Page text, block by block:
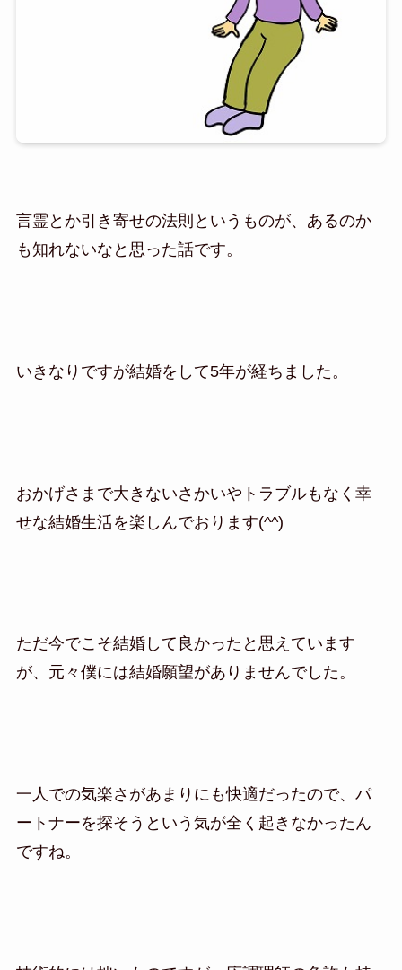
言霊とか引き寄せの法則というものが、あるのか
も知れないなと思った話です。
いきなりですが結婚をして5年が経ちました。
おかげさまで大きないさかいやトラブルもなく幸
せな結婚生活を楽しんでおります(^^)
ただ今でこそ結婚して良かったと思えています
が、元々僕には結婚願望がありませんでした。
一人での気楽さがあまりにも快適だったので、パ
ートナーを探そうという気が全く起きなかったん
ですね。